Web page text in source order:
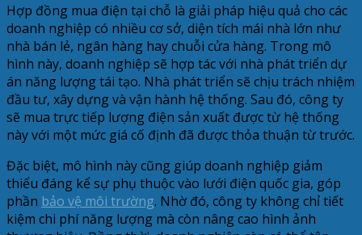
Hợp đồng mua điện tại chỗ là giải pháp hiệu quả cho các
doanh nghiệp có nhiều cơ sở, diện tích mái nhà lớn như
nhà bán lẻ, ngân hàng hay chuỗi cửa hàng. Trong mô
hình này, doanh nghiệp sẽ hợp tác với nhà phát triển dự
án năng lượng tái tạo. Nhà phát triển sẽ chịu trách nhiệm
đầu tư, xây dựng và vận hành hệ thống. Sau đó, công ty
sẽ mua trực tiếp lượng điện sản xuất được từ hệ thống
này với một mức giá cố định đã được thỏa thuận từ trước.
Đặc biệt, mô hình này cũng giúp doanh nghiệp giảm
thiểu đáng kể sự phụ thuộc vào lưới điện quốc gia, góp
phần bảo vệ môi trường. Nhờ đó, công ty không chỉ tiết
kiệm chi phí năng lượng mà còn nâng cao hình ảnh